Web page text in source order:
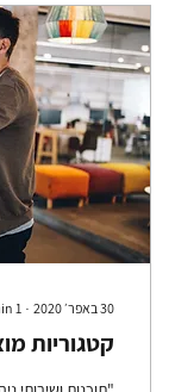
30 באפר׳ 2020 ∙
1
קטגוריות